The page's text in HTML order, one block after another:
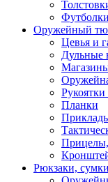
Оружейный
Цевья и
Дульные
Планки
Рюкзаки,